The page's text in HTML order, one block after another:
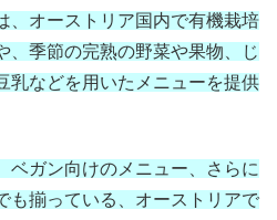
、オーストリア国内で有機栽培
、季節の完熟の野菜や果物、じ
乳などを用いたメニューを提供
ベガン向けのメニュー、さらに
も揃っている、オーストリアで